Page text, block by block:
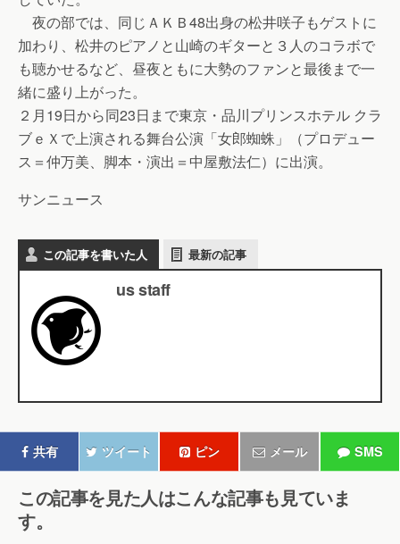
夜の部では、同じＡＫＢ48出身の松井咲子もゲストに
加わり、松井のピアノと山崎のギターと３人のコラボで
も聴かせるなど、昼夜ともに大勢のファンと最後まで一
緒に盛り上がった。
２月19日から同23日まで東京・品川プリンスホテル クラ
ブｅＸで上演される舞台公演「女郎蜘蛛」（プロデュー
ス＝仲万美、脚本・演出＝中屋敷法仁）に出演。
サンニュース
この記事を書いた人 最新の記事
us staff
共有 ツイート ピン メール SMS
この記事を見た人はこんな記事も見ていま
す。